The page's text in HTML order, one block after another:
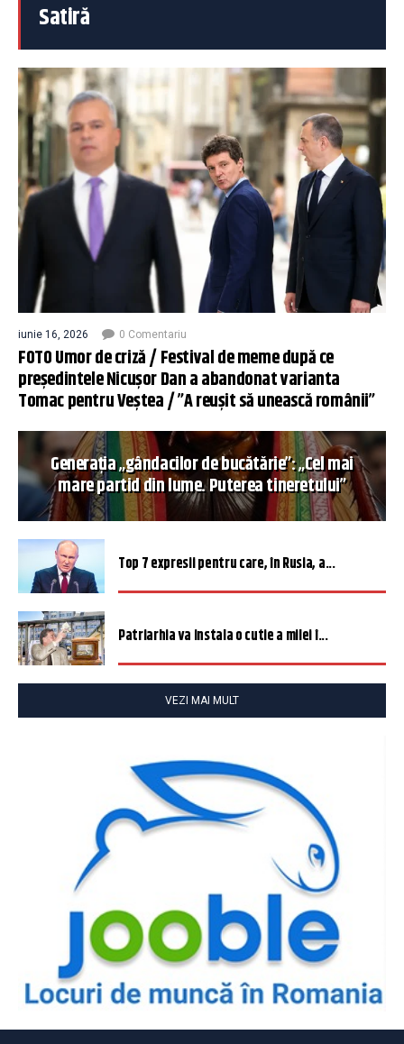
Satiră
iunie 16, 2026 0 Comentariu
FOTO Umor de criză / Festival de meme după ce
președintele Nicușor Dan a abandonat varianta
Tomac pentru Veștea / ”A reușit să unească românii”
Generația „gândacilor de bucătărie”: „Cel mai
mare partid din lume. Puterea tineretului”
Top 7 expresii pentru care, în Rusia, a...
Patriarhia va instala o cutie a milei î...
VEZI MAI MULT